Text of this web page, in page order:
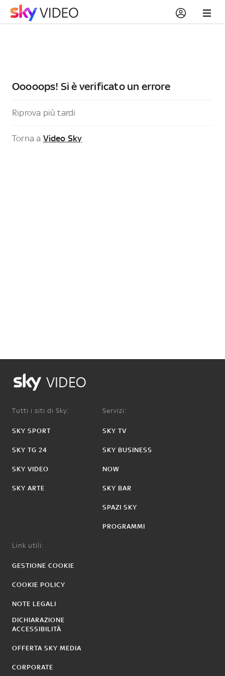
Ooooops! Si è verificato un errore
Riprova più tardi
Torna a Video Sky
VIDEO
Tutti i siti di Sky:
SKY SPORT
SKY TG 24
SKY VIDEO
SKY ARTE
Servizi:
SKY TV
SKY BUSINESS
NOW
SKY BAR
SPAZI SKY
PROGRAMMI
Link utili:
GESTIONE COOKIE
COOKIE POLICY
NOTE LEGALI
DICHIARAZIONE
ACCESSIBILITÀ
OFFERTA SKY MEDIA
CORPORATE